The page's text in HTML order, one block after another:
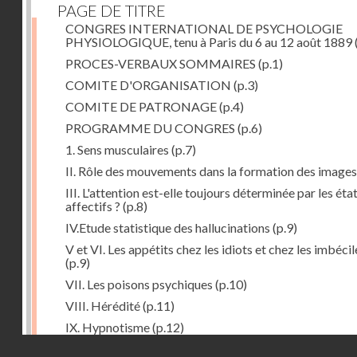
PAGE DE TITRE
CONGRES INTERNATIONAL DE PSYCHOLOGIE
PHYSIOLOGIQUE, tenu à Paris du 6 au 12 août 1889
PROCES-VERBAUX SOMMAIRES (p.1)
COMITE D'ORGANISATION (p.3)
COMITE DE PATRONAGE(p.4)
PROGRAMME DU CONGRES (p.6)
1. Sens musculaires (p.7)
II. Rôle des mouvements dans la formation des images
III. L'attention est-elle toujours déterminée par les
affectifs ? (p.8)
IV.Etude statistique des hallucinations (p.9)
V et VI. Les appétits chez les idiots et chez les
(p.9)
VII. Les poisons psychiques (p.10)
VIII. Hérédité(p.11)
IX. Hypnotisme(p.12)